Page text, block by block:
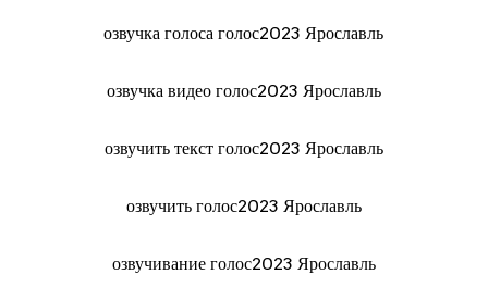
озвучка голоса голос2023 Ярославль
озвучка видео голос2023 Ярославль
озвучить текст голос2023 Ярославль
озвучить голос2023 Ярославль
озвучивание голос2023 Ярославль